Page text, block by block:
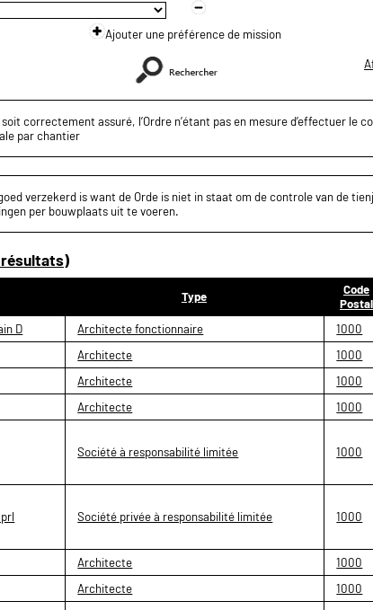
Ajouter une préférence de mission
correctement assuré, l’Ordre n’étant pas en mesure d’effectuer le
par chantier
verzekerd is want de Orde is niet in staat om de controle van de
per bouwplaats uit te voeren.
résultats)
Type
Code
Postal
D Architecte fonctionnaire
1000
Architecte
1000
Architecte
1000
Architecte 1000
Société à responsabilité limitée 1000
Société privée à responsabilité limitée 1000
Architecte
1000
Architecte 1000